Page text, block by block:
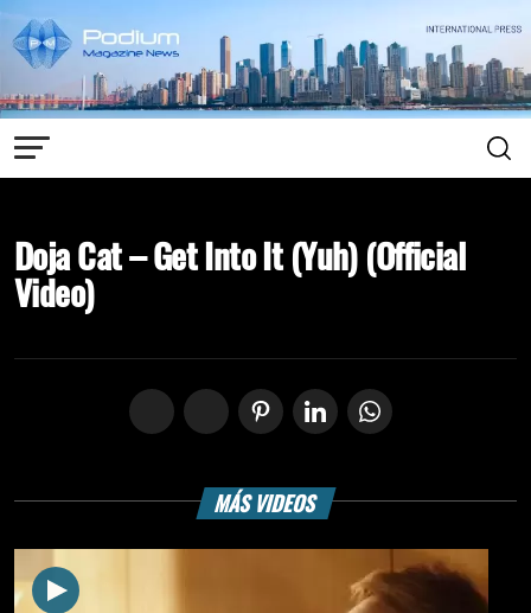
Doja Cat – Get Into It (Yuh) (Official
Video)
MÁS VIDEOS